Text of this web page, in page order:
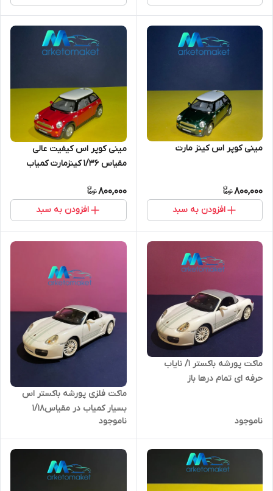
مینی کوپر اس کینز مارت
800,000
افزودن به سبد
مینی کوپر اس کیفیت عالی
مقیاس ۱/۳۶ کینزمارت کمیاب
800,000
افزودن به سبد
ماکت پورشه باکستر ۱/ نایاب
حرفه ای تمام درها باز
ناموجود
ماکت فلزی پورشه باکستر اس
بسیار کمیاب در مقیاس۱/۱۸
ناموجود